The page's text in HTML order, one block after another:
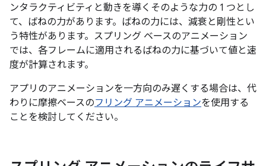
ンタラクティビティと動きを導くそのような力の 1 つとし
て、ばねの力があります。ばねの力には、減衰と剛性とい
う特性があります。スプリング ベースのアニメーション
では、各フレームに適用されるばねの力に基づいて値と速
度が計算されます。
アプリのアニメーションを一方向のみ遅くする場合は、代
わりに摩擦ベースのフリング アニメーションを使用する
ことを検討してください。